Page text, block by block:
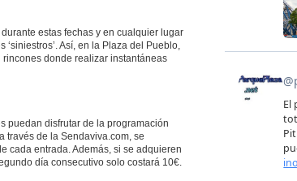
estas fechas y en cualquier lugar
Así, en la Plaza del Pueblo,
rincones donde realizar instantáneas
puedan disfrutar de la programación
través de la Sendaviva.com, se
cada entrada. Además, si se adquieren
día consecutivo solo costará 10€.